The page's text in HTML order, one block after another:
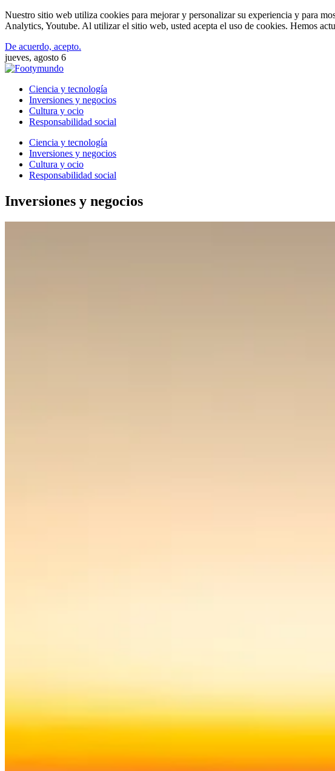
Nuestro sitio web utiliza cookies para mejorar y personalizar su experiencia y para
Analytics, Youtube. Al utilizar el sitio web, usted acepta el uso de cookies. Hemos
De acuerdo, acepto.
jueves, agosto 6
Ciencia y tecnología
Inversiones y negocios
Cultura y ocio
Responsabilidad social
Ciencia y tecnología
Inversiones y negocios
Cultura y ocio
Responsabilidad social
Inversiones y negocios